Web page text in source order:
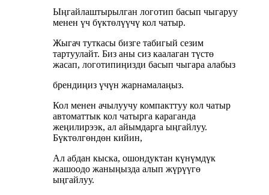
Ыңгайлаштырылган логотип басып чыгаруу
менен үч бүктөлүүчү кол чатыр.
Жыгач туткасы бизге табигый сезим
тартуулайт. Биз аны сиз каалаган түстө
жасап, логотипиңизди басып чыгара алабыз
брендиңиз үчүн жарнамалаңыз.
Кол менен ачылуучу компакттуу кол чатыр
автоматтык кол чатырга караганда
жеңилирээк, ал айымдарга ыңгайлуу.
Бүктөлгөндөн кийин,
Ал абдан кыска, ошондуктан күнүмдүк
жашоодо жаныңызда алып жүрүүгө
ыңгайлуу.